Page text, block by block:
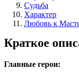
Судьба
Характер
Любовь к
Краткое
Главные герои: